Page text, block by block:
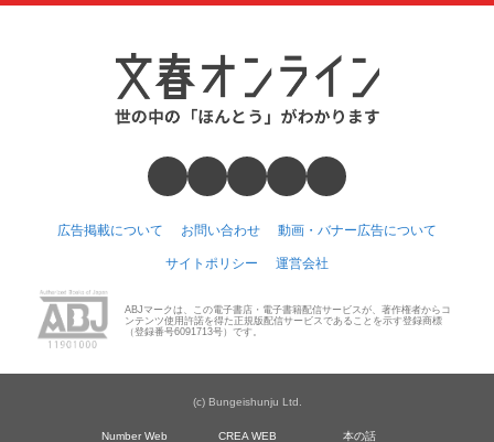
広告掲載について お問い合わせ 動画・バナー広告について
サイトポリシー 運営会社
ABJマークは、この電子書店・電子書籍配信サービスが、著作権者からコ
ンテンツ使用許諾を得た正規版配信サービスであることを示す登録商標
（登録番号6091713号）です。
(c) Bungeishunju Ltd.
Number Web CREA WEB 本の話